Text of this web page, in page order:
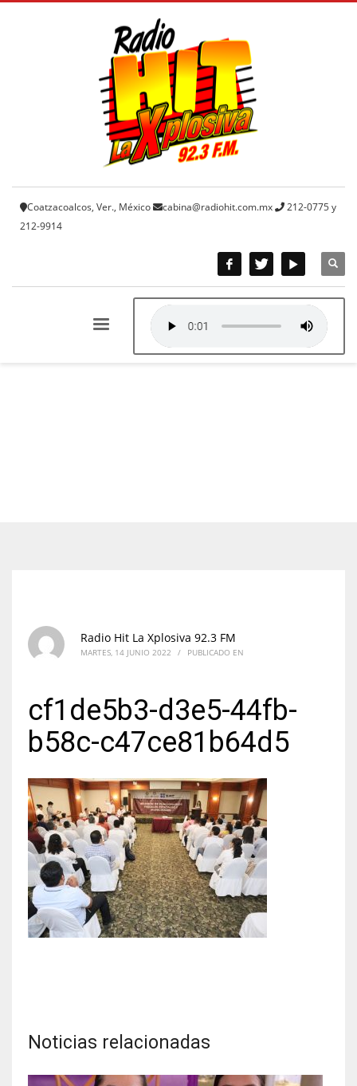
Coatzacoalcos, Ver., México cabina@radiohit.com.mx
212-0775 y
212-9914
Radio Hit La Xplosiva 92.3 FM
MARTES, 14 JUNIO 2022 / PUBLICADO EN
cf1de5b3-d3e5-44fb-
b58c-c47ce81b64d5
Noticias relacionadas